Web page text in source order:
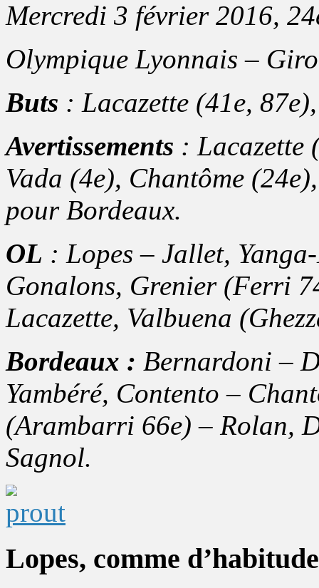
Mercredi 3 février 2016,
Olympique Lyonnais –
Buts : Lacazette (41e,
Avertissements : Lacazette
Vada (4e), Chantôme
pour Bordeaux.
OL : Lopes – Jallet,
Gonalons, Grenier (Ferri
Lacazette, Valbuena
Bordeaux : Bernardoni –
Yambéré, Contento –
(Arambarri 66e) – Rolan,
Sagnol.
Lopes, comme d’habitude